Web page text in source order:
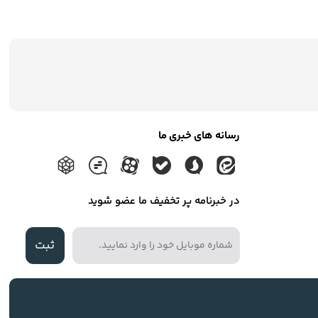
رسانه های خبری ما
در خبرنامه پر تخفیف ما عضو شوید
ثبت